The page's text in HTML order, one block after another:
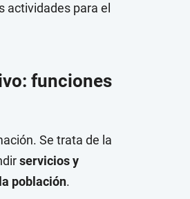
actividades para el
funciones
Se trata de la
servicios y
población.